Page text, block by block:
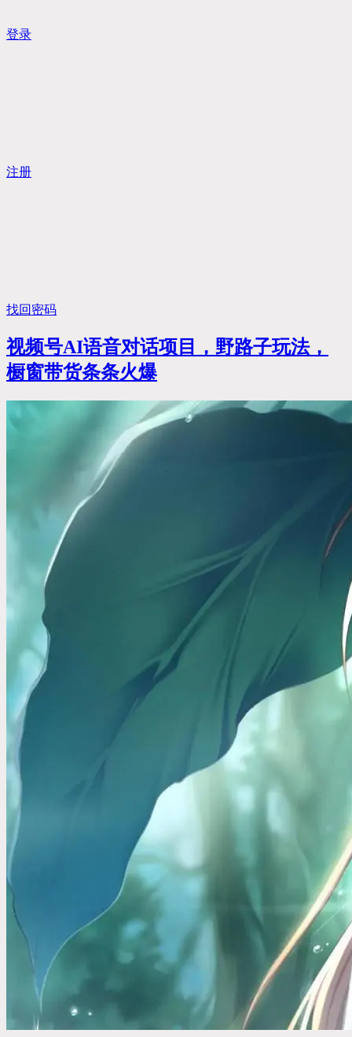
登录
注册
找回密码
视频号AI语音对话项目，野路子玩法，
橱窗带货条条火爆